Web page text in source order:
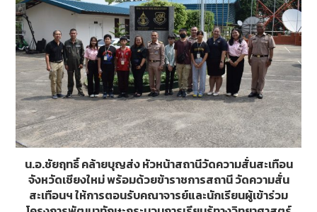
น.อ.ชัยฤทธิ์ คล้ายบุญส่ง หัวหน้าสถานีวัดความสั่นสะเทือน
จังหวัดเชียงใหม่ พร้อมด้วยข้าราชการสถานี วัดความสั่น
สะเทือนฯ ให้การตอนรับคณาจารย์และนักเรียนผู้เข้าร่วม